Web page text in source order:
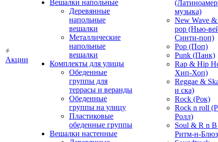
Акции
Вешалки напольные
Деревянные
напольные
вешалки
Металлические
напольные
вешалки
Комплекты для улицы
Обеденные
группы для
террасы и веранды
Обеденные
группы на улицу
Пластиковые
обеденные группы
Вешалки настенные
музыка)
New Wave
pop (Нью-
Синти-поп)
Pop (Поп)
Punk (Панк)
Rap & Hip
Хип-Хоп)
Reggae &
и ска)
Rock (Рок)
Rock n roll
Ролл)
Soul & R n
Ритм-н-